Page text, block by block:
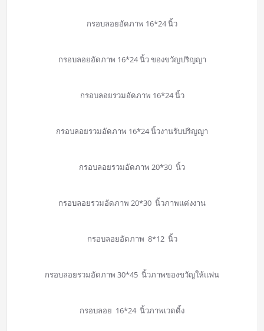
กรอบลอยอัดภาพ 16*24 นิ้ว
กรอบลอยอัดภาพ 16*24 นิ้ว ของขวัญปริญญา
กรอบลอยรวมอัดภาพ 16*24 นิ้ว
กรอบลอยรวมอัดภาพ 16*24 นิ้วงานรับปริญญา
กรอบลอยรวมอัดภาพ 20*30 นิ้ว
กรอบลอยรวมอัดภาพ 20*30 นิ้วภาพแต่งงาน
กรอบลอยอัดภาพ 8*12 นิ้ว
กรอบลอยรวมอัดภาพ 30*45 นิ้วภาพของขวัญให้แฟน
กรอบลอย 16*24 นิ้วภาพเวดดิ้ง